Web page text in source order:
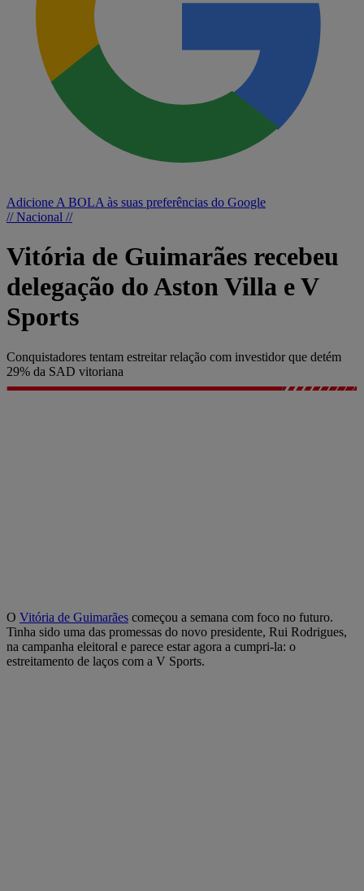
Adicione A BOLA às suas preferências do Google
// Nacional //
Vitória de Guimarães recebeu
delegação do Aston Villa e V
Sports
Conquistadores tentam estreitar relação com investidor que detém
29% da SAD vitoriana
O Vitória de Guimarães começou a semana com foco no futuro.
Tinha sido uma das promessas do novo presidente, Rui Rodrigues,
na campanha eleitoral e parece estar agora a cumpri-la: o
estreitamento de laços com a V Sports.